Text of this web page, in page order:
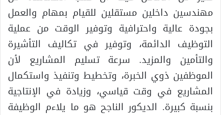
مهندسين داخلين مستقلين للقيام بمهام والعمل
بجودة عالية واحترافية وتوفير الوقت من عملية
التوظيف الدائمة، وتوفير في تكاليف التأشيرة
والتأمين والمزيد. سرعة تسليم المشاريع لأن
الموظفين ذوي الخبرة، وتخطيط وتنفيذ واستكمال
المشاريع في وقت قياسي، وزيادة في الإنتاجية
بنسبة كبيرة. الديكور الناجح هو ما يلاءم الوظيفة